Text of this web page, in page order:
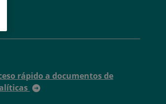
rápido a documentos de